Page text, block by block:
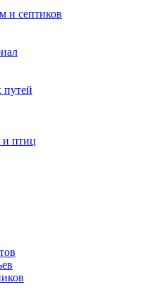
и септиков
путей
и птиц